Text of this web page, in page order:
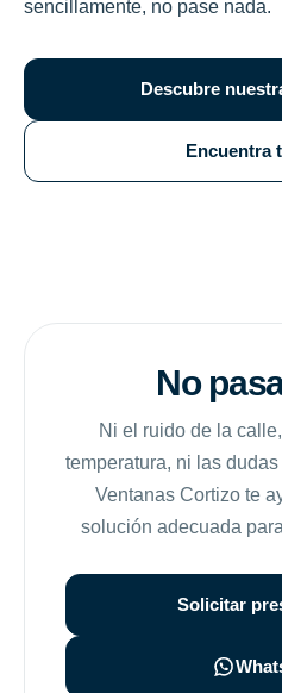
sencillamente, no pase nada.
Descubre
Encuentra
No
Ni el ruido de la
temperatura, ni las
Ventanas Cortizo te
solución adecuada
Solicitar